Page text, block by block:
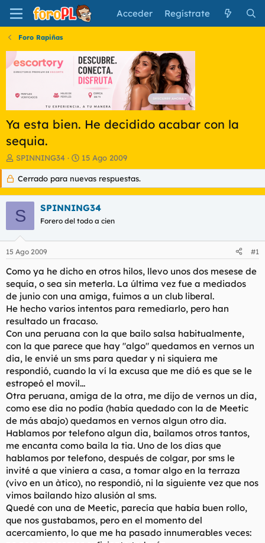
Acceder Regístrate
Foro Rapiñas
Ya esta bien. He decidido acabar con la
sequia.
I
n
c
i
a
d
o
r
d
l
t
e
m
SPINNING34
F
e
c
h
d
e
n
i
o
15 Ago 2009
Cerrado para nuevas respuestas.
S SPINNING34
Forero del todo a cien
15 Ago 2009 #1
Como ya he dicho en otros hilos, llevo unos dos mesese de
sequía, o sea sin meterla. La última vez fue a mediados
de junio con una amiga, fuimos a un club liberal.
He hecho varios intentos para remediarlo, pero han
resultado un fracaso.
Con una peruana con la que bailo salsa habitualmente,
con la que parece que hay "algo" quedamos en vernos un
dia, le envié un sms para quedar y ni siquiera me
respondió, cuando la ví la excusa que me dió es que se le
estropeó el movil...
Otra peruana, amiga de la otra, me dijo de vernos un dia,
como ese dia no podía (había quedado con la de Meetic
de más abajo) quedamos en vernos algun otro dia.
Hablamos por telefono algun dia, bailamos otros tantos,
me encanta como baila la tia. Uno de los dias que
hablamos por telefono, después de colgar, por sms le
invité a que viniera a casa, a tomar algo en la terraza
(vivo en un àtico), no respondió, ni la siguiente vez que nos
vimos bailando hizo alusión al sms.
Quedé con una de Meetic, parecía que había buen rollo,
que nos gustabamos, pero en el momento del
acercamiento, lo que me ha pasado innumerables veces: